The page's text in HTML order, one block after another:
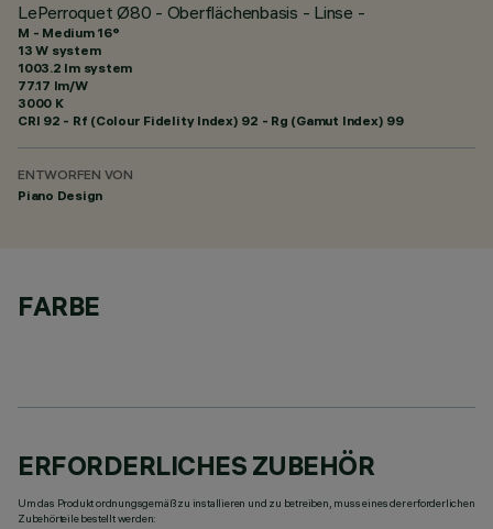
LePerroquet Ø80 - Oberflächenbasis - Linse -
M - Medium 16°
13 W system
1003.2 lm system
77.17 lm/W
3000 K
CRI 92 - Rf (Colour Fidelity Index) 92 - Rg (Gamut Index) 99
ENTWORFEN VON
Piano Design
FARBE
ERFORDERLICHES ZUBEHÖR
Um das Produkt ordnungsgemäß zu installieren und zu betreiben, muss eines der erforderlichen
Zubehörteile bestellt werden: